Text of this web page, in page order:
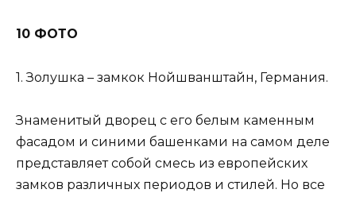
10 ФОТО
1. Золушка – замкок Нойшванштайн, Германия.
Знаменитый дворец с его белым каменным
фасадом и синими башенками на самом деле
представляет собой смесь из европейских
замков различных периодов и стилей. Но все